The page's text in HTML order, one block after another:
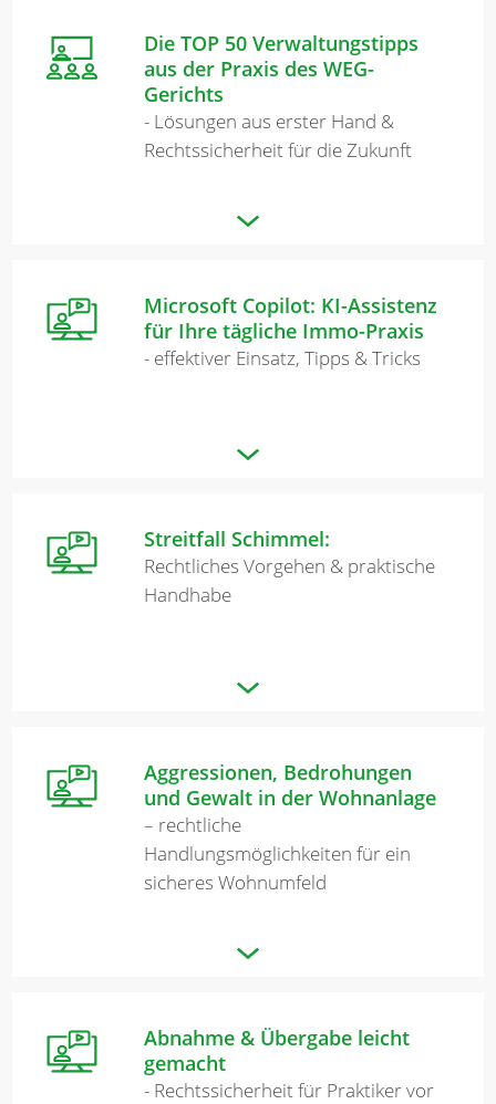
Die TOP 50 Verwaltungstipps
aus der Praxis des WEG-
Gerichts
- Lösungen aus erster Hand &
Rechtssicherheit für die Zukunft
Microsoft Copilot: KI-Assistenz
für Ihre tägliche Immo-Praxis
- effektiver Einsatz, Tipps & Tricks
Streitfall Schimmel:
Rechtliches Vorgehen & praktische
Handhabe
Aggressionen, Bedrohungen
und Gewalt in der Wohnanlage
– rechtliche
Handlungsmöglichkeiten für ein
sicheres Wohnumfeld
Abnahme & Übergabe leicht
gemacht
- Rechtssicherheit für Praktiker vor